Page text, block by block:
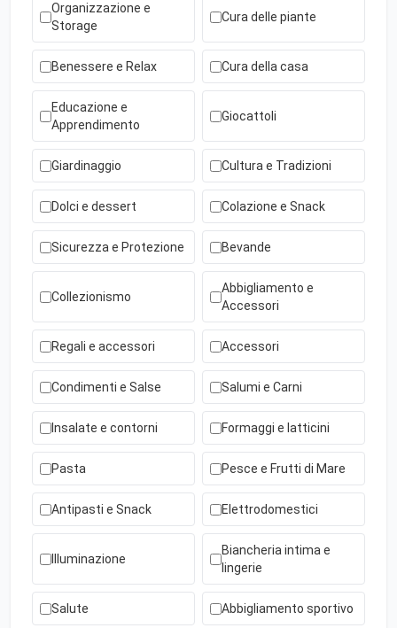
Organizzazione e
Storage
Cura delle piante
Benessere e Relax Cura della casa
Educazione e
Apprendimento
Giocattoli
Giardinaggio Cultura e Tradizioni
Dolci e dessert Colazione e Snack
Sicurezza e Protezione Bevande
Collezionismo
Abbigliamento e
Accessori
Regali e accessori Accessori
Condimenti e Salse Salumi e Carni
Insalate e contorni Formaggi e latticini
Pasta Pesce e Frutti di Mare
Antipasti e Snack Elettrodomestici
Illuminazione
Biancheria intima e
lingerie
Salute Abbigliamento sportivo